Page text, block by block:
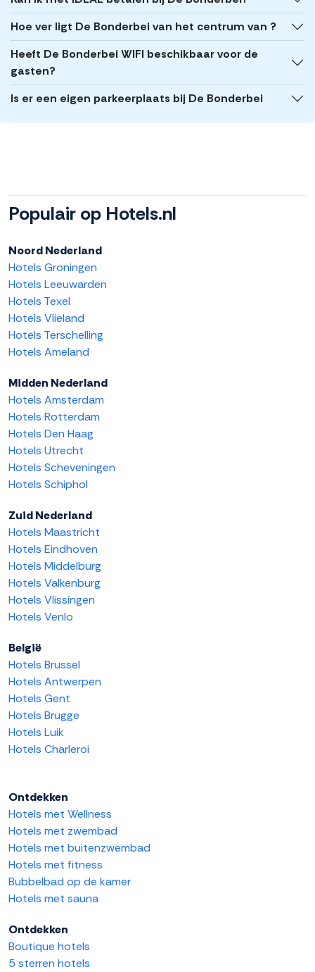
Hoe ver ligt De Bonderbei van het centrum van ?
Heeft De Bonderbei WIFI beschikbaar voor de
gasten?
Is er een eigen parkeerplaats bij De Bonderbei
Populair op Hotels.nl
Noord Nederland
Hotels Groningen
Hotels Leeuwarden
Hotels Texel
Hotels Vlieland
Hotels Terschelling
Hotels Ameland
Midden Nederland
Hotels Amsterdam
Hotels Rotterdam
Hotels Den Haag
Hotels Utrecht
Hotels Scheveningen
Hotels Schiphol
Zuid Nederland
Hotels Maastricht
Hotels Eindhoven
Hotels Middelburg
Hotels Valkenburg
Hotels Vlissingen
Hotels Venlo
België
Hotels Brussel
Hotels Antwerpen
Hotels Gent
Hotels Brugge
Hotels Luik
Hotels Charleroi
Ontdekken
Hotels met Wellness
Hotels met zwembad
Hotels met buitenzwembad
Hotels met fitness
Bubbelbad op de kamer
Hotels met sauna
Ontdekken
Boutique hotels
5 sterren hotels